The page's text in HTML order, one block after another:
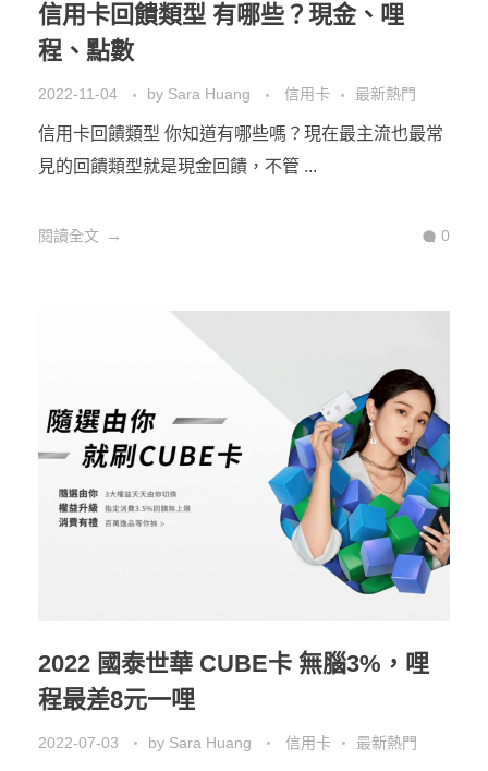
信用卡回饋類型 有哪些？現金、哩
程、點數
2022-11-04 by Sara Huang 信用卡 最新熱門
信用卡回饋類型 你知道有哪些嗎？現在最主流也最常
見的回饋類型就是現金回饋，不管 ...
閱讀全文 0
2022 國泰世華 CUBE卡 無腦3%，哩
程最差8元一哩
2022-07-03 by Sara Huang 信用卡 最新熱門